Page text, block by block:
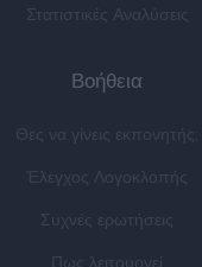
Στατιστικές Αναλύσεις
Βοήθεια
Θες να γίνεις εκπονητής;
Έλεγχος Λογοκλοπής
Συχνές ερωτήσεις
Πως λειτουργεί